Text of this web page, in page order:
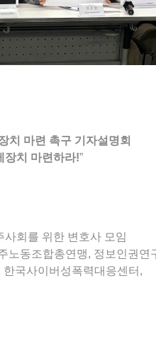
치 마련 촉구 기자설명회
장치 마련하라!”
회를 위한 변호사 모임
노동조합총연맹, 정보인권연
국사이버성폭력대응센터,